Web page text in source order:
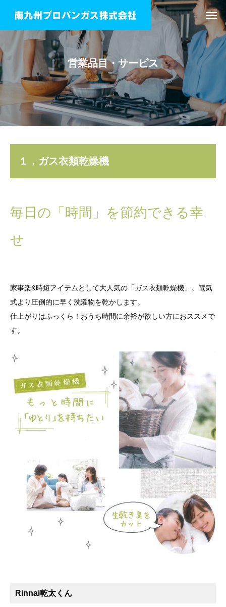
営業品目・サービス
１．ガス衣類乾燥機
毎日の「時間」を節約できる幸
せ
家事楽&時短アイテムとして大人気の「ガス衣類乾燥機」。電気
式より圧倒的に早く洗濯物を乾かします。
仕上がりはふっくら！おうち時間に余裕が欲しい方におススメで
す。
Rinnai乾太くん